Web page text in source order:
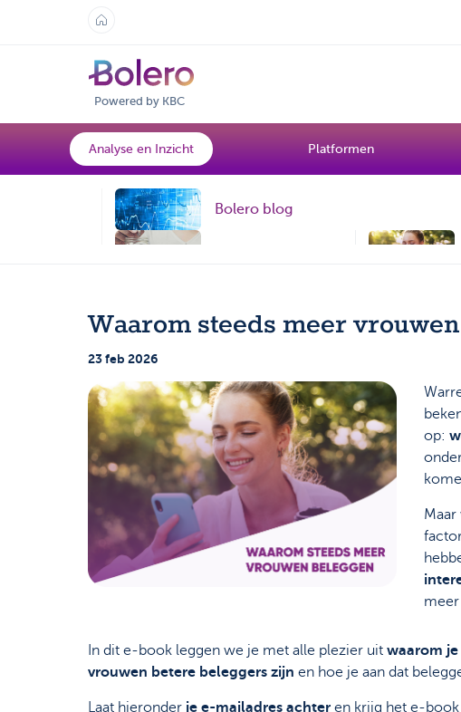
Powered by KBC
Analyse en Inzicht Platformen
Bolero blog
Waarom steeds meer
23 feb 2026
op:
In dit e-book leggen we je met alle plezier uit waarom
vrouwen betere beleggers zijn en hoe je aan dat
Laat hieronder je e-mailadres achter en krijg het e-